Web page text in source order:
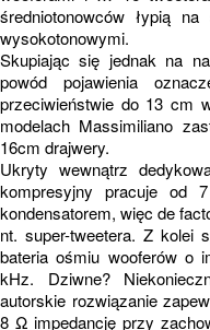
średniotonowców łypią
wysokotonowymi.
Skupiając się jednak na
powód pojawienia
przeciwieństwie do 13 cm
modelach Massimiliano
16cm drajwery.
Ukryty wewnątrz
kompresyjny pracuje od
kondensatorem, więc de
nt. super-tweetera. Z kolei
bateria ośmiu wooferów o
kHz. Dziwne?
autorskie rozwiązanie
8 Ω impedancję przy